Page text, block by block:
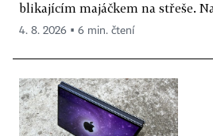
blikajícím majáčkem na střeše.
4. 8. 2026 ▪ 6 min. čtení